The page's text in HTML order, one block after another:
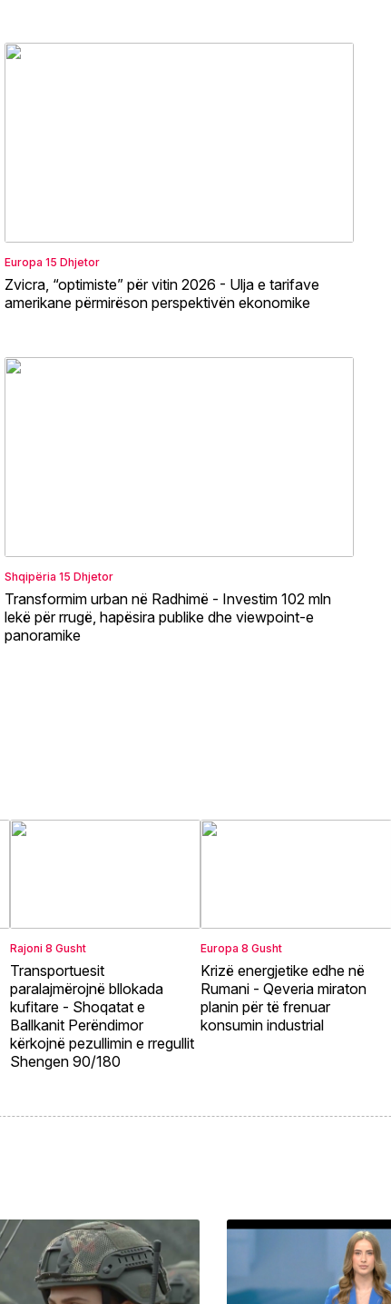
Europa 15 Dhjetor
Zvicra, “optimiste” për vitin 2026 - Ulja e tarifave
amerikane përmirëson perspektivën ekonomike
Shqipëria 15 Dhjetor
Transformim urban në Radhimë - Investim 102 mln
lekë për rrugë, hapësira publike dhe viewpoint-e
panoramike
Rajoni 8 Gusht
Transportuesit
paralajmërojnë bllokada
kufitare - Shoqatat e
Ballkanit Perëndimor
kërkojnë pezullimin e rregullit
Shengen 90/180
Europa 8 Gusht
Krizë energjetike edhe në
Rumani - Qeveria miraton
planin për të frenuar
konsumin industrial